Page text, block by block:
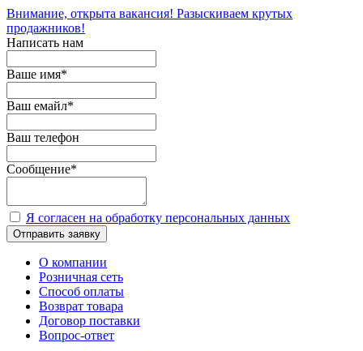
Внимание, открыта вакансия! Разыскиваем крутых
продажников!
Написать нам
Ваше имя*
Ваш емайл*
Ваш телефон
Сообщение*
Я согласен на обработку персональных данных
Отправить заявку
О компании
Розничная сеть
Способ оплаты
Возврат товара
Договор поставки
Вопрос-ответ